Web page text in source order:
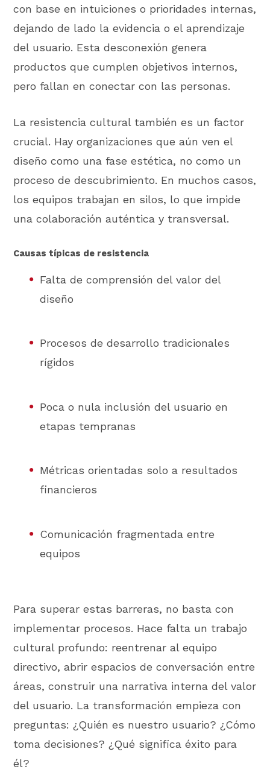
con base en intuiciones o prioridades internas,
dejando de lado la evidencia o el aprendizaje
del usuario. Esta desconexión genera
productos que cumplen objetivos internos,
pero fallan en conectar con las personas.
La resistencia cultural también es un factor
crucial. Hay organizaciones que aún ven el
diseño como una fase estética, no como un
proceso de descubrimiento. En muchos casos,
los equipos trabajan en silos, lo que impide
una colaboración auténtica y transversal.
Causas típicas de resistencia
Falta de comprensión del valor del
diseño
Procesos de desarrollo tradicionales
rígidos
Poca o nula inclusión del usuario en
etapas tempranas
Métricas orientadas solo a resultados
financieros
Comunicación fragmentada entre
equipos
Para superar estas barreras, no basta con
implementar procesos. Hace falta un trabajo
cultural profundo: reentrenar al equipo
directivo, abrir espacios de conversación entre
áreas, construir una narrativa interna del valor
del usuario. La transformación empieza con
preguntas: ¿Quién es nuestro usuario? ¿Cómo
toma decisiones? ¿Qué significa éxito para
él?